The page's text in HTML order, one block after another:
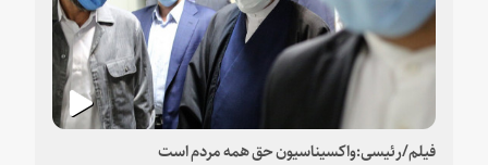
فیلم/رئیسی:واکسیناسیون حق همه مردم است